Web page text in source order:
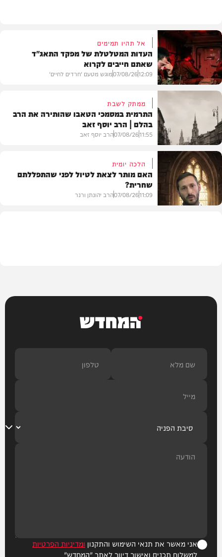
דעות
אל תהיו תמימים
העדות המטלטלת של מפקד התאג"ד
שאתם חייבים לקרוא
12:09
07/08/26מוגש מטעם 'חרדים לחיים'
בית המדרש
ממתק לשבת
התרמית במסמכי הטאבו שהותירה את הרב
בהלם | הרב יוסף זאב
11:55
07/08/26הרב יוסף זאב
הלכה יומית
האם מותר לצאת לטיול לפני שהתפללתם
שחרית?
11:09
07/08/26הרב יהונתן ורנר
המחדש
אני מאשר את תנאי השימוש והתקנון ומדיניות הפרטיות
למשלוח תכנים ואישור דיוור לאתר "המחדש"